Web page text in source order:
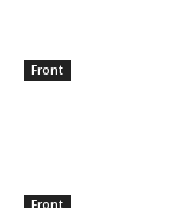
Front
Front